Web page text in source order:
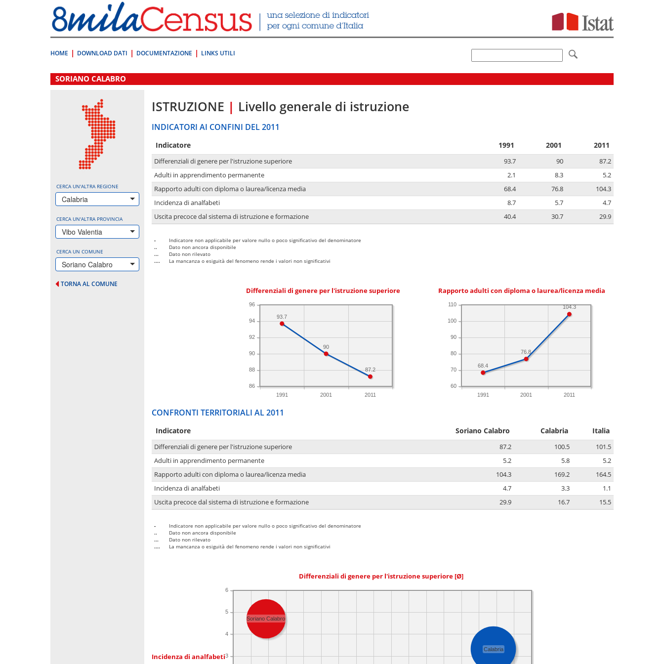
direttamente
a:
Contenuto
HOME DOWNLOAD DATI DOCUMENTAZIONE LINKS UTILI
.
SORIANO CALABRO
CERCA UN'ALTRA REGIONE
Calabria
CERCA UN'ALTRA PROVINCIA
Vibo Valentia
CERCA UN COMUNE
Soriano Calabro
TORNA AL COMUNE
ISTRUZIONE | Livello generale di istruzione
INDICATORI AI CONFINI DEL 2011
Indicatore 1991 2001 2011
Differenziali di genere per l'istruzione superiore 93.7 90
87.2
Adulti in apprendimento permanente
2.1 8.3
5.2
Rapporto adulti con diploma o laurea/licenza media
68.4 76.8
104.3
Incidenza di analfabeti
8.7 5.7
4.7
Uscita precoce dal sistema di istruzione e formazione
40.4 30.7 29.9
-
Indicatore non applicabile per valore nullo o poco significativo del denominatore
..
Dato non ancora disponibile
...
Dato non rilevato
....
La mancanza o esiguità del fenomeno rende i valori non significativi
Differenziali di genere per l'istruzione superiore
1991 2001 2011
86
88
90
92
94
96
87.2
90
93.7
Rapporto adulti con diploma o laurea/licenza media
1991 2001 2011
60
70
80
90
100
110 104.3
76.8
68.4
CONFRONTI TERRITORIALI AL 2011
Indicatore Soriano Calabro Calabria Italia
Differenziali di genere per l'istruzione superiore 87.2 100.5
101.5
Adulti in apprendimento permanente
5.2 5.8
5.2
Rapporto adulti con diploma o laurea/licenza media
104.3 169.2
164.5
Incidenza di analfabeti
4.7 3.3
1.1
Uscita precoce dal sistema di istruzione e formazione
29.9 16.7 15.5
-
Indicatore non applicabile per valore nullo o poco significativo del denominatore
..
Dato non ancora disponibile
...
Dato non rilevato
....
La mancanza o esiguità del fenomeno rende i valori non significativi
Differenziali di genere per l'istruzione superiore [Ø]
Incidenza di analfabeti3
4
5
6
Calabria
Soriano Calabro